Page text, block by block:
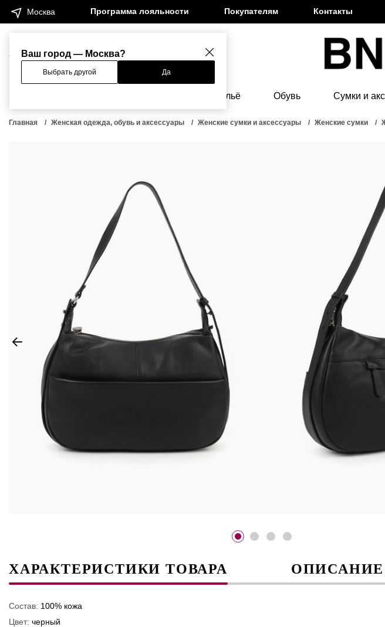
Ваш город — Москва?
Выбрать другой Да
Москва Программа лояльности Покупателям Контакты
Женщинам Мужчинам
Бельё Обувь Сумки и
Главная Женская одежда, обувь и аксессуары Женские сумки и аксессуары Женские сумки
ХАРАКТЕРИСТИКИ ТОВАРА ОПИСАНИЕ
Состав: 100% кожа
Цвет: черный